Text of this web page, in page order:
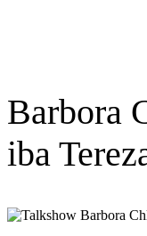
Barbora
iba